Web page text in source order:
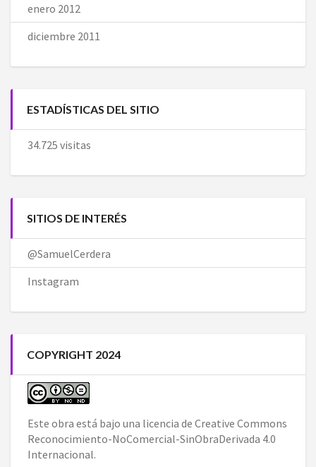
enero 2012
diciembre 2011
ESTADÍSTICAS DEL SITIO
34.725 visitas
SITIOS DE INTERÉS
@SamuelCerdera
Instagram
COPYRIGHT 2024
Este obra está bajo una licencia de Creative Commons
Reconocimiento-NoComercial-SinObraDerivada 4.0
Internacional.